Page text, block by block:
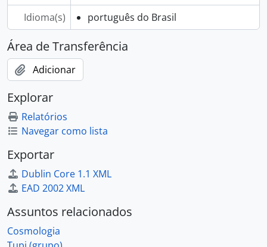
Idioma(s) português do Brasil
Área de Transferência
Adicionar
Explorar
Relatórios
Navegar como lista
Exportar
Dublin Core 1.1 XML
EAD 2002 XML
Assuntos relacionados
Cosmologia